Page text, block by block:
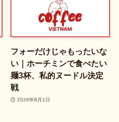
フォーだけじゃもったいな
い｜ホーチミンで食べたい
麺3杯、私的ヌードル決定
戦
2026年8月1日